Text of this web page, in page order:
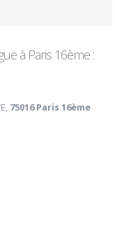
à Paris 16ème :
75016 Paris 16ème